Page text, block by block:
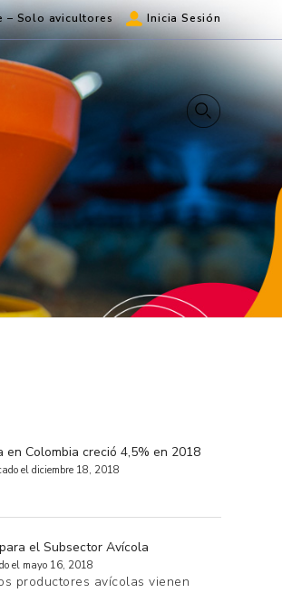
– Solo avicultores Inicia Sesión
en Colombia creció 4,5% en 2018
el diciembre 18, 2018
el Subsector Avícola
el mayo 16, 2018
productores avícolas vienen